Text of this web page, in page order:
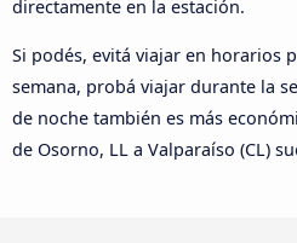
directamente en la estación.
Si podés, evitá viajar en horarios
semana, probá viajar durante la
de noche también es más
de Osorno, LL a Valparaíso (CL)